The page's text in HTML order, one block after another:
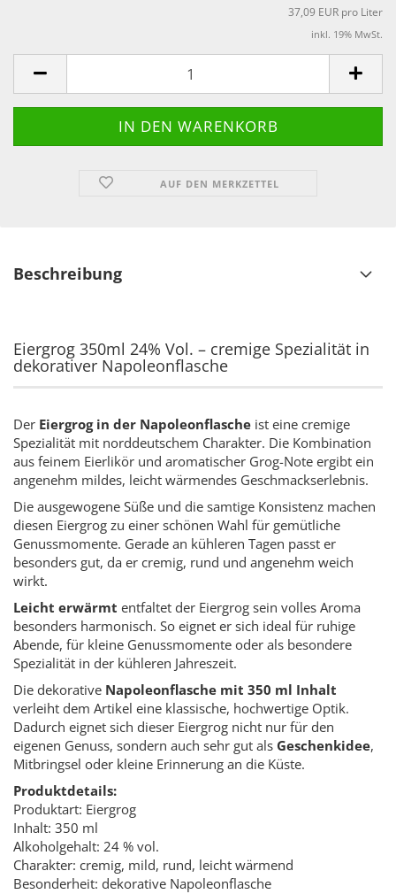
37,09 EUR pro Liter
inkl. 19% MwSt.
AUF DEN MERKZETTEL
Beschreibung
Eiergrog 350ml 24% Vol. – cremige Spezialität in
dekorativer Napoleonflasche
Der Eiergrog in der Napoleonflasche ist eine cremige
Spezialität mit norddeutschem Charakter. Die Kombination
aus feinem Eierlikör und aromatischer Grog-Note ergibt ein
angenehm mildes, leicht wärmendes Geschmackserlebnis.
Die ausgewogene Süße und die samtige Konsistenz machen
diesen Eiergrog zu einer schönen Wahl für gemütliche
Genussmomente. Gerade an kühleren Tagen passt er
besonders gut, da er cremig, rund und angenehm weich
wirkt.
Leicht erwärmt entfaltet der Eiergrog sein volles Aroma
besonders harmonisch. So eignet er sich ideal für ruhige
Abende, für kleine Genussmomente oder als besondere
Spezialität in der kühleren Jahreszeit.
Die dekorative Napoleonflasche mit 350 ml Inhalt
verleiht dem Artikel eine klassische, hochwertige Optik.
Dadurch eignet sich dieser Eiergrog nicht nur für den
eigenen Genuss, sondern auch sehr gut als Geschenkidee,
Mitbringsel oder kleine Erinnerung an die Küste.
Produktdetails:
Produktart: Eiergrog
Inhalt: 350 ml
Alkoholgehalt: 24 % vol.
Charakter: cremig, mild, rund, leicht wärmend
Besonderheit: dekorative Napoleonflasche